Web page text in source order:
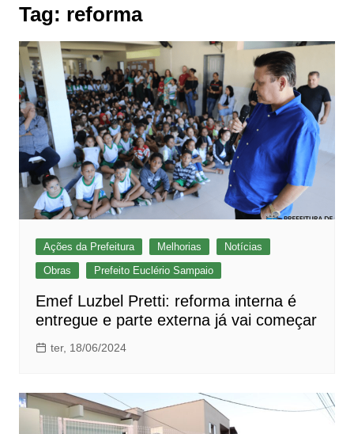
Tag: reforma
Ações da Prefeitura Melhorias
Notícias
Obras
Prefeito Euclério Sampaio
Emef Luzbel Pretti: reforma interna é
entregue e parte externa já vai começar
ter, 18/06/2024